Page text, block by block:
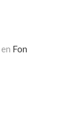
en Fon